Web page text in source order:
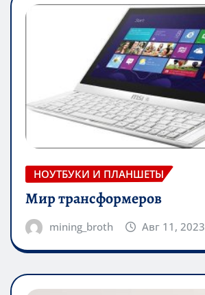
НОУТБУКИ И ПЛАНШЕТЫ
Мир трансформеров
mining_broth Авг 11, 2023